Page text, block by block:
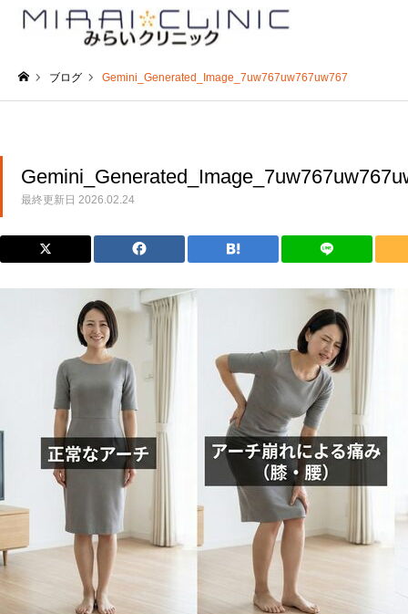
ブログ Gemini_Generated_Image_7uw767uw767uw767
最終更新日 2026.02.24